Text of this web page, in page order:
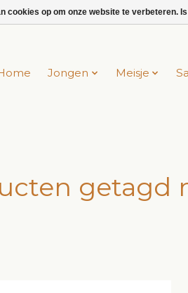
Jongen Meisje
getagd
cookies op om onze website te verbeteren.